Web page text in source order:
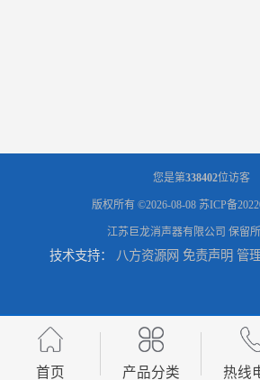
您是第338402位访客
版权所有 ©2026-08-08 苏ICP备
江苏巨龙消声器有限公司 保留
技术支持： 八方资源网 免责声明 管
首页 产品分类 热线